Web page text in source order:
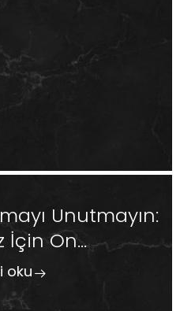
Unutmayın:
İçin On...
oku